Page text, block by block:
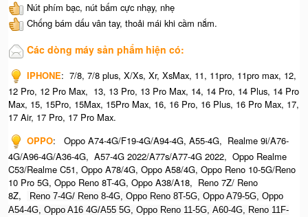
Nút phím bạc, nút bấm cực nhạy, nhẹ
Chống bám dấu vân tay, thoải mái khi cầm nắm.
Các dòng máy sản phẩm hiện có:
IPHONE: 7/8, 7/8 plus, X/Xs, Xr, XsMax, 11, 11pro, 11pro max, 12,
12 Pro, 12 Pro Max, 13, 13 Pro, 13 Pro Max, 14, 14 Pro, 14 Plus, 14 Pro
Max, 15, 15Pro, 15Max, 15Pro Max, 16, 16 Pro, 16 Plus, 16 Pro Max, 17,
17 Air, 17 Pro, 17 Pro Max.
OPPO:
Oppo A74-4G/F19-4G/A94-4G, A55-4G, Realme 9i/A76-
4G/A96-4G/A36-4G, A57-4G 2022/A77s/A77-4G 2022, Oppo Realme
C53/Realme C51, Oppo A78/4G, Oppo A58/4G, Oppo Reno 10-5G/Reno
10 Pro 5G, Oppo Reno 8T-4G, Oppo A38/A18, Reno 7Z/ Reno
8Z,
Reno 7-4G/ Reno 8-4G, Oppo Reno 8T-5G, Oppo A79-5G, Oppo
A54-4G, Oppo A16 4G/A55 5G, Oppo Reno 11-5G, A60-4G, Reno 11F-